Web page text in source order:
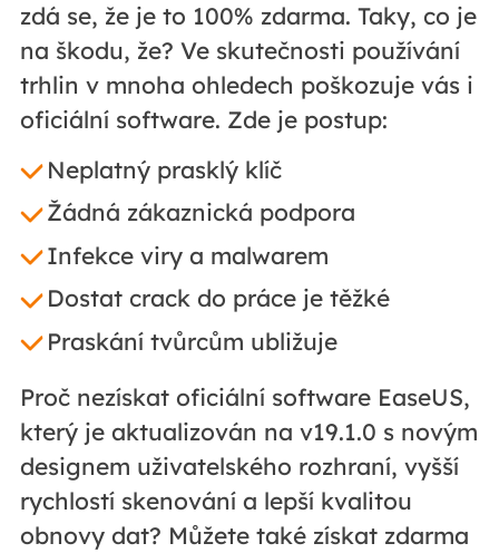
zdá se, že je to 100% zdarma. Taky, co je
na škodu, že? Ve skutečnosti používání
trhlin v mnoha ohledech poškozuje vás i
oficiální software. Zde je postup:
Neplatný prasklý klíč
Žádná zákaznická podpora
Infekce viry a malwarem
Dostat crack do práce je těžké
Praskání tvůrcům ubližuje
Proč nezískat oficiální software EaseUS,
který je aktualizován na v19.1.0 s novým
designem uživatelského rozhraní, vyšší
rychlostí skenování a lepší kvalitou
obnovy dat? Můžete také získat zdarma